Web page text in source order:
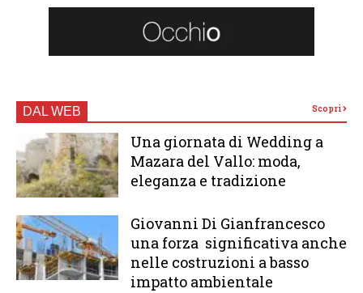
DAL WEB Scopri
Una giornata di Wedding a
Mazara del Vallo: moda,
eleganza e tradizione
Giovanni Di Gianfrancesco
una forza significativa anche
nelle costruzioni a basso
impatto ambientale